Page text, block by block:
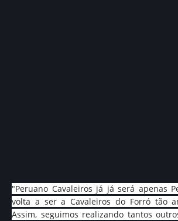
"Peruano Cavaleiros já já será apenas
volta a ser a Cavaleiros do Forró tão
Assim, seguimos realizando tantos